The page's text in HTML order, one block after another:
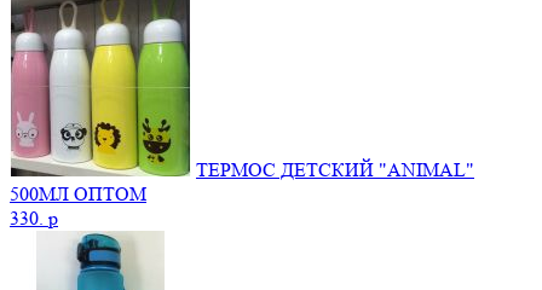
ТЕРМОС ДЕТСКИЙ "ANIMAL"
500МЛ ОПТОМ
330. p